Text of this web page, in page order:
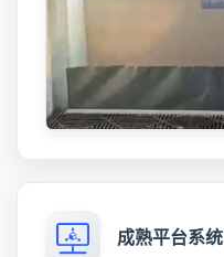
成熟平台系统